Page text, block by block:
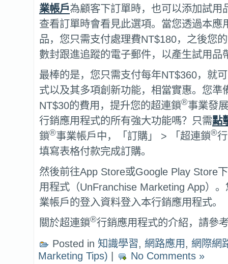
業帳戶為顧客下訂單時，也可以添加試用
查看訂單時會看見此選項。當您透過本應
品，您只需支付處理費NT$180，之後您
數封跟進追蹤的電子郵件，以產生試用品
最棒的是，您只需支付每年NT$360，就
式以及其多項創新功能，相當實惠。您準
NT$30的費用，提升您的超連鎖®事業發
行銷應用程式的所有強大功能嗎？只需點
鎖®事業帳戶中，「訂購」 > 「超連鎖®
填寫表格付款完成訂購。
然後前往App Store或Google Play Store
用程式（UnFranchise Marketing App）
業帳戶的登入資料登入本行銷應用程式。
關於超連鎖®行銷應用程式的介紹，請參
Posted in 知識學習, 網路應用, 網際網
Marketing Tips)
No Comments »